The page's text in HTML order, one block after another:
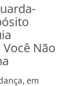
Não
em